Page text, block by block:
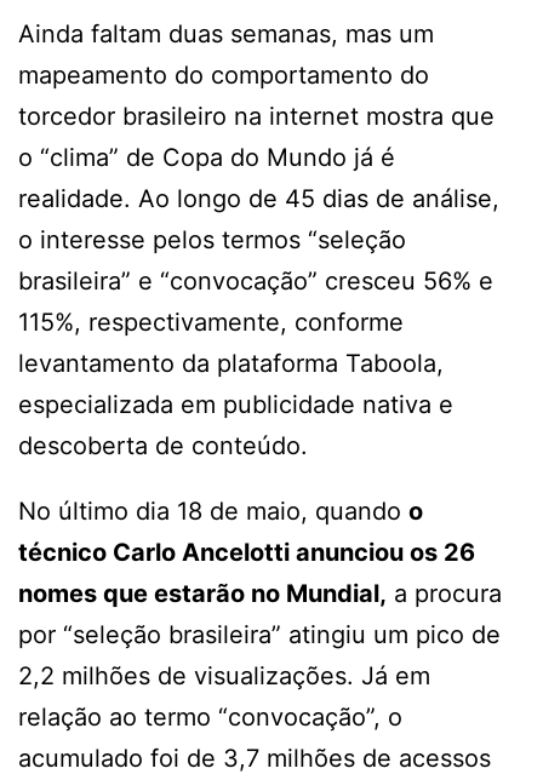
Ainda faltam duas semanas, mas um
mapeamento do comportamento do
torcedor brasileiro na internet mostra que
o “clima” de Copa do Mundo já é
realidade. Ao longo de 45 dias de análise,
o interesse pelos termos “seleção
brasileira” e “convocação” cresceu 56% e
115%, respectivamente, conforme
levantamento da plataforma Taboola,
especializada em publicidade nativa e
descoberta de conteúdo.
No último dia 18 de maio, quando o
técnico Carlo Ancelotti anunciou os 26
nomes que estarão no Mundial, a procura
por “seleção brasileira” atingiu um pico de
2,2 milhões de visualizações. Já em
relação ao termo “convocação”, o
acumulado foi de 3,7 milhões de acessos